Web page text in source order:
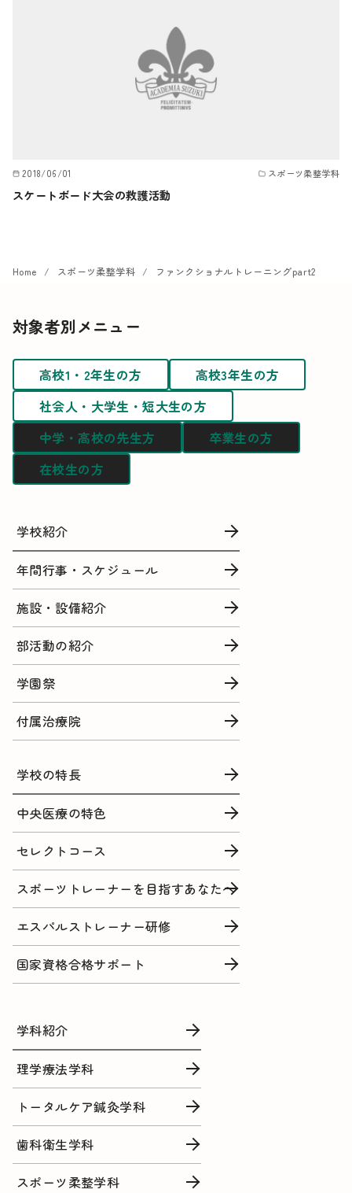
2018/06/01 スポーツ柔整学科
スケートボード大会の救護活動
Home スポーツ柔整学科 ファンクショナルトレーニングpart2
対象者別メニュー
高校1・2年生の方
高校3年生の方
社会人・大学生・短大生の方
中学・高校の先生方
卒業生の方
在校生の方
学校紹介
年間行事・スケジュール
施設・設備紹介
部活動の紹介
学園祭
付属治療院
学校の特長
中央医療の特色
セレクトコース
スポーツトレーナーを目指すあなたへ
エスパルストレーナー研修
国家資格合格サポート
学科紹介
理学療法学科
トータルケア鍼灸学科
歯科衛生学科
スポーツ柔整学科